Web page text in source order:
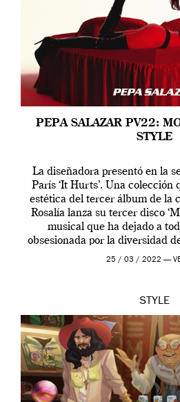
PEPA SALAZAR PV22:
STYLE
La diseñadora presentó en la
París ‘It Hurts’. Una colección
estética del tercer álbum de la
Rosalía lanza su tercer disco
musical que ha dejado a
obsesionada por la diversidad
profundo
25 / 03 / 2022 —
STYLE